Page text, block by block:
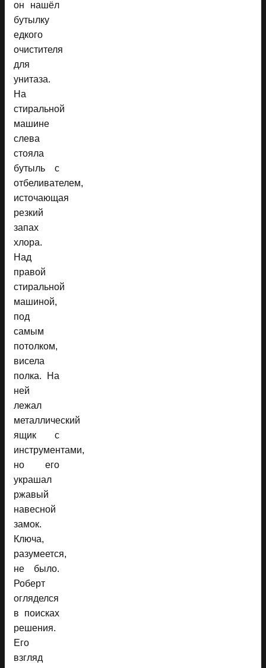
он нашёл
бутылку
едкого
очистителя
для
унитаза.
На
стиральной
машине
слева
стояла
бутыль с
отбеливателем,
источающая
резкий
запах
хлора.
Над
правой
стиральной
машиной,
под
самым
потолком,
висела
полка. На
ней
лежал
металлический
ящик с
инструментами,
но его
украшал
ржавый
навесной
замок.
Ключа,
разумеется,
не было.
Роберт
огляделся
в поисках
решения.
Его
взгляд